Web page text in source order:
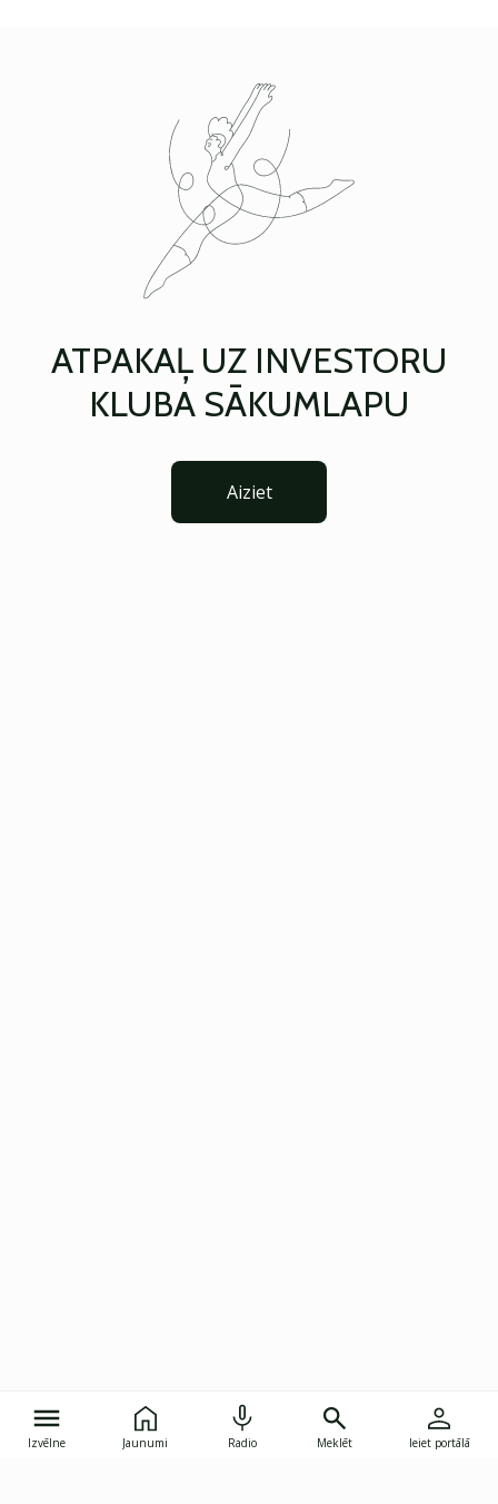
ATPAKAĻ UZ INVESTORU
KLUBA SĀKUMLAPU
Aiziet
Izvēlne Jaunumi Radio Meklēt Ieiet portālā